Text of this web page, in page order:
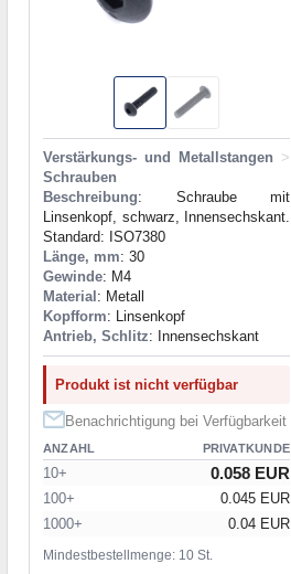
Verstärkungs- und Metallstangen >
Schrauben
Beschreibung: Schraube mit
Linsenkopf, schwarz, Innensechskant.
Standard: ISO7380
Länge, mm: 30
Gewinde: M4
Material : Metall
Kopfform: Linsenkopf
Antrieb, Schlitz: Innensechskant
Produkt ist nicht verfügbar
Benachrichtigung bei Verfügbarkeit
ANZAHL PRIVATKUNDE
10+ 0.058 EUR
100+
0.045 EUR
1000+
0.04 EUR
Mindestbestellmenge: 10 St.